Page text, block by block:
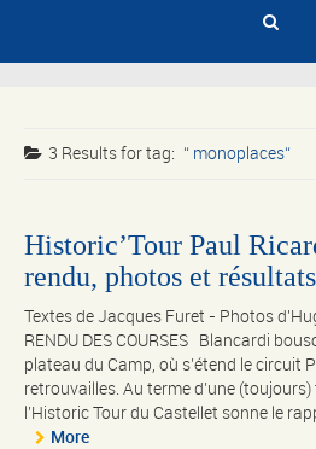
3 Results fortag: monoplaces
Historic’Tour Paul
rendu, photos et résultats
Textes de Jacques Furet - Photos
RENDU DES COURSES Blancardi
plateau du Camp, où s’étend le circuit
retrouvailles. Au terme d’une
l’Historic Tour du Castellet sonne le
More